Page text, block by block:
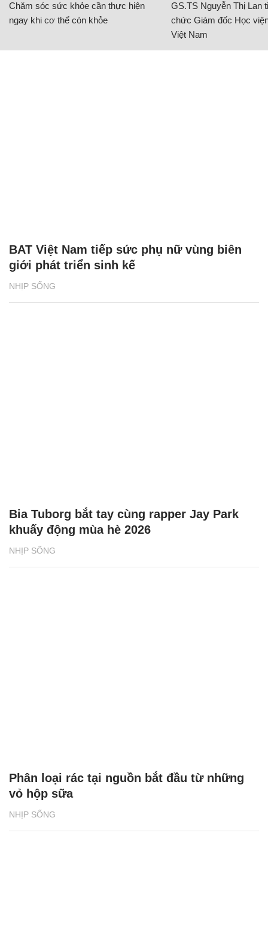
Chăm sóc sức khỏe cần thực hiện
ngay khi cơ thể còn khỏe
GS.TS Nguyễn Thị Lan
chức Giám đốc Học
Việt Nam
NHỊP SỐNG
BAT Việt Nam tiếp sức phụ nữ vùng biên
giới phát triển sinh kế
NHỊP SỐNG
Bia Tuborg bắt tay cùng rapper Jay Park
khuấy động mùa hè 2026
NHỊP SỐNG
Phân loại rác tại nguồn bắt đầu từ những
vỏ hộp sữa